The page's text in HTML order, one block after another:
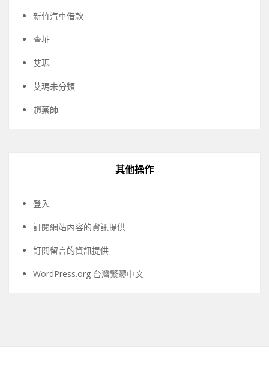
新竹汽車借款
查址
艾瑪
艾瑪未分類
趙藥師
其他操作
登入
訂閱網站內容的資訊提供
訂閱留言的資訊提供
WordPress.org 台灣繁體中文